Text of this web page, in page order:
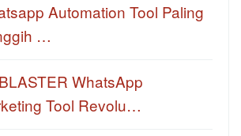
Automation Tool Paling
…
WhatsApp
Tool Revolu…